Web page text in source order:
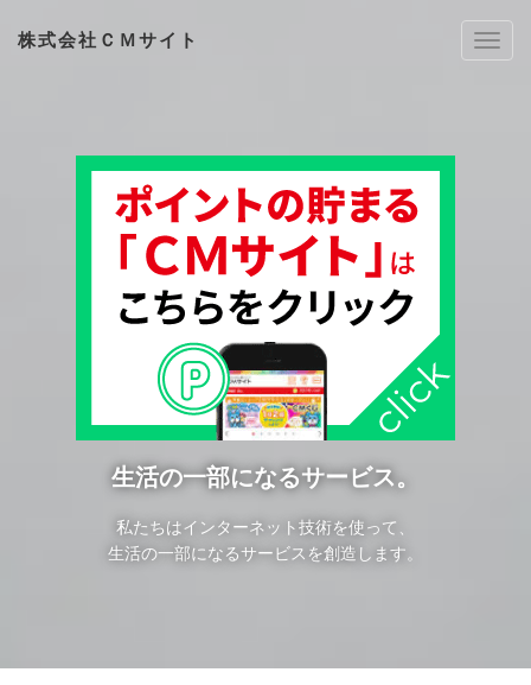
株式会社ＣＭサイト
生活の一部になるサービス。
私たちはインターネット技術を使って、
生活の一部になるサービスを創造します。